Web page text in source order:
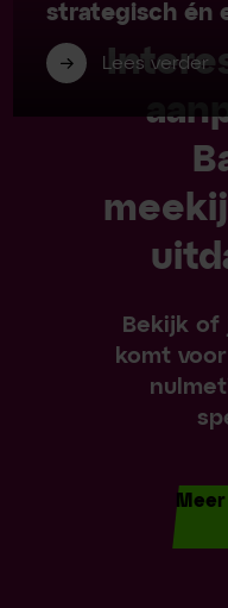
strategisch én
Lees verder
Bekijk of
komt